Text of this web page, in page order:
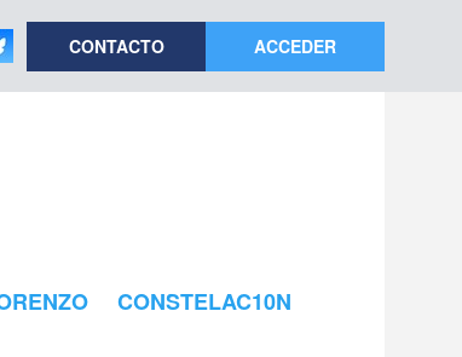
CONTACTO ACCEDER
CONSTELAC10N